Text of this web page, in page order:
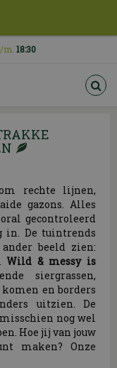
m. 18:30
rechte lijnen,
gazons. Alles
gecontroleerd
in. De tuintrends
beeld zien:
Wild & messy is
siergrassen,
en borders
uitzien. De
nog wel
Hoe jij van jouw
maken? Onze